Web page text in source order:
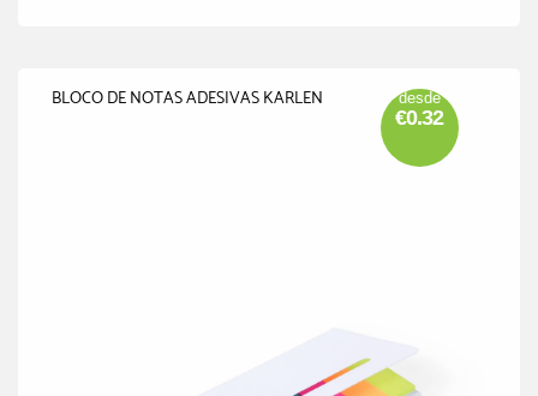
BLOCO DE NOTAS ADESIVAS KARLEN desde
€0.32